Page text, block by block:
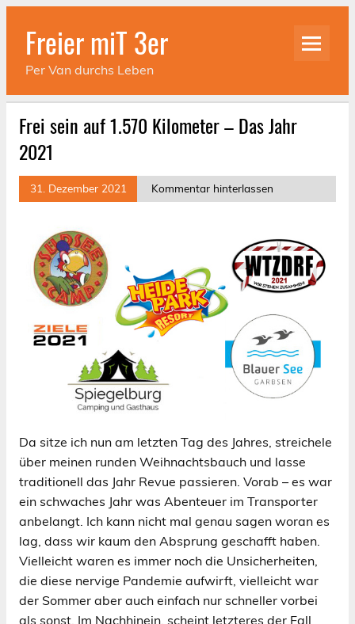
Skip
contentFreier miT 3er
Per Van durchs Leben
Frei sein auf 1.570 Kilometer – Das Jahr
2021
31. Dezember 2021 Kommentar hinterlassen
Da sitze ich nun am letzten Tag des Jahres, streichele
über meinen runden Weihnachtsbauch und lasse
traditionell das Jahr Revue passieren. Vorab – es war
ein schwaches Jahr was Abenteuer im Transporter
anbelangt. Ich kann nicht mal genau sagen woran es
lag, dass wir kaum den Absprung geschafft haben.
Vielleicht waren es immer noch die Unsicherheiten,
die diese nervige Pandemie aufwirft, vielleicht war
der Sommer aber auch einfach nur schneller vorbei
als sonst. Im Nachhinein, scheint letzteres der Fall